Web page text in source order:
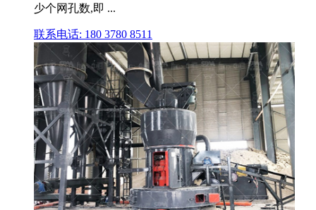
少个网孔数,即 ...
联系电话: 180 3780 8511